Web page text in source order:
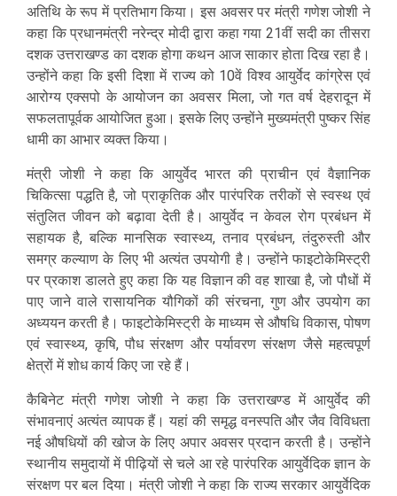
अतिथि के रूप में प्रतिभाग किया। इस अवसर पर मंत्री गणेश जोशी ने
कहा कि प्रधानमंत्री नरेन्द्र मोदी द्वारा कहा गया 21वीं सदी का तीसरा
दशक उत्तराखण्ड का दशक होगा कथन आज साकार होता दिख रहा है।
उन्होंने कहा कि इसी दिशा में राज्य को 10वें विश्व आयुर्वेद कांग्रेस एवं
आरोग्य एक्सपो के आयोजन का अवसर मिला, जो गत वर्ष देहरादून में
सफलतापूर्वक आयोजित हुआ। इसके लिए उन्होंने मुख्यमंत्री पुष्कर सिंह
धामी का आभार व्यक्त किया।
मंत्री जोशी ने कहा कि आयुर्वेद भारत की प्राचीन एवं वैज्ञानिक
चिकित्सा पद्धति है, जो प्राकृतिक और पारंपरिक तरीकों से स्वस्थ एवं
संतुलित जीवन को बढ़ावा देती है। आयुर्वेद न केवल रोग प्रबंधन में
सहायक है, बल्कि मानसिक स्वास्थ्य, तनाव प्रबंधन, तंदुरुस्ती और
समग्र कल्याण के लिए भी अत्यंत उपयोगी है। उन्होंने फाइटोकेमिस्ट्री
पर प्रकाश डालते हुए कहा कि यह विज्ञान की वह शाखा है, जो पौधों में
पाए जाने वाले रासायनिक यौगिकों की संरचना, गुण और उपयोग का
अध्ययन करती है। फाइटोकेमिस्ट्री के माध्यम से औषधि विकास, पोषण
एवं स्वास्थ्य, कृषि, पौध संरक्षण और पर्यावरण संरक्षण जैसे महत्वपूर्ण
क्षेत्रों में शोध कार्य किए जा रहे हैं।
कैबिनेट मंत्री गणेश जोशी ने कहा कि उत्तराखण्ड में आयुर्वेद की
संभावनाएं अत्यंत व्यापक हैं। यहां की समृद्ध वनस्पति और जैव विविधता
नई औषधियों की खोज के लिए अपार अवसर प्रदान करती है। उन्होंने
स्थानीय समुदायों में पीढ़ियों से चले आ रहे पारंपरिक आयुर्वेदिक ज्ञान के
संरक्षण पर बल दिया। मंत्री जोशी ने कहा कि राज्य सरकार आयुर्वेदिक